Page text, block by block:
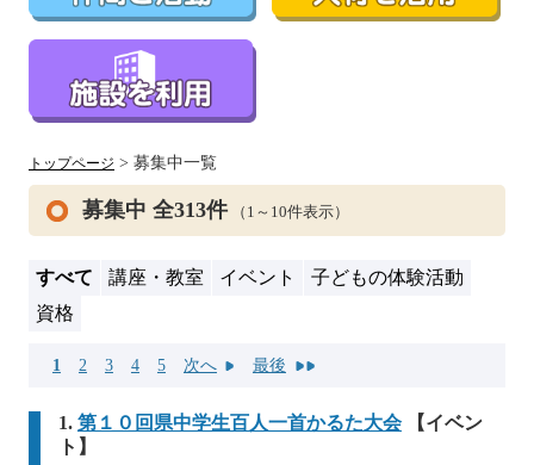
トップページ > 募集中一覧
募集中 全313件（1～10件表示）
すべて 講座・教室 イベント
子どもの体験活動
資格
1 2 3 4 5 次へ 最後
1. 第１０回県中学生百人一首かるた大会【イベン
ト】